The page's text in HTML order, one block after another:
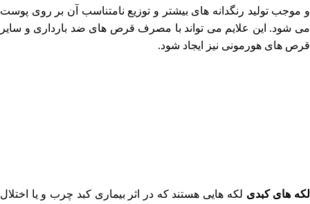
و موجب تولید رنگدانه های بیشتر و توزیع نامتناسب آن بر روی پوست
می شود. این علایم می تواند با مصرف قرص های ضد بارداری و سایر
قرص های هورمونی نیز ایجاد شود.
لکه های کبدی لکه هایی هستند که در اثر بیماری کبد چرب و یا اختلال